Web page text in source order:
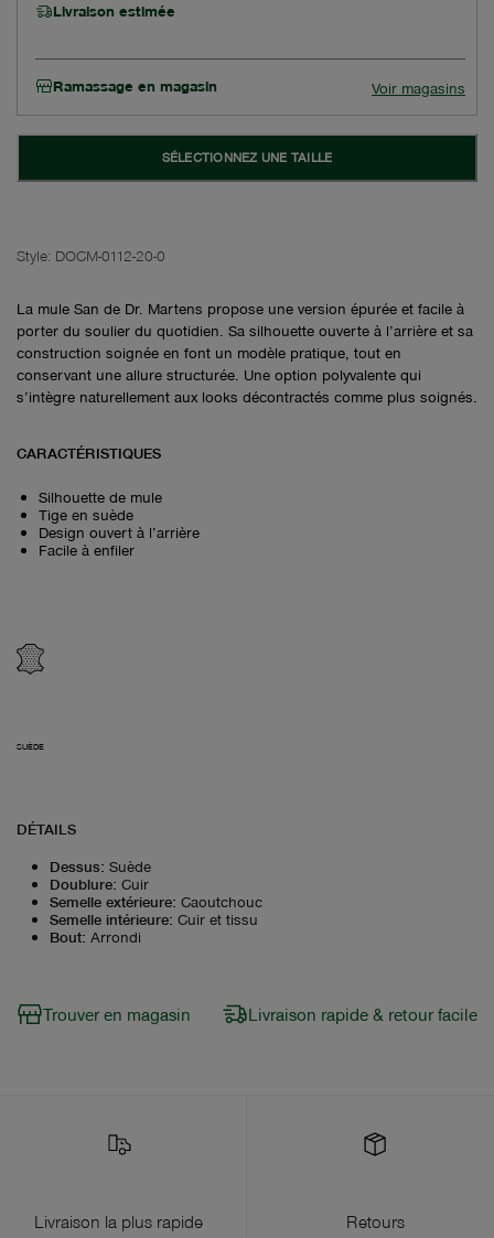
Livraison estimée
Ramassage en magasin Voir magasins
SÉLECTIONNEZ UNE TAILLE
Style: DOCM-0112-20-0
La mule San de Dr. Martens propose une version épurée et facile à
porter du soulier du quotidien. Sa silhouette ouverte à l’arrière et sa
construction soignée en font un modèle pratique, tout en
conservant une allure structurée. Une option polyvalente qui
s’intègre naturellement aux looks décontractés comme plus soignés.
CARACTÉRISTIQUES
Silhouette de mule
Tige en suède
Design ouvert à l’arrière
Facile à enfiler
SUÈDE
DÉTAILS
Dessus: Suède
Doublure: Cuir
Semelle extérieure: Caoutchouc
Semelle intérieure: Cuir et tissu
Bout: Arrondi
Trouver en magasin Livraison rapide & retour facile
Livraison la plus rapide
Retours